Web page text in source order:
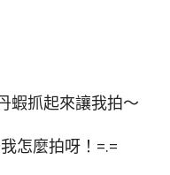
蝦抓起來讓我拍～
怎麼拍呀！=.=